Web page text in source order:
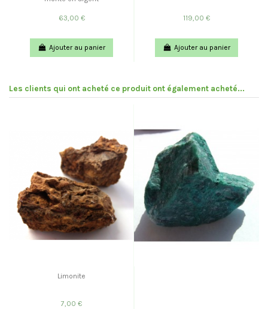
63,00 €
Ajouter au panier
119,00 €
Ajouter au panier
Les clients qui ont acheté ce produit ont également acheté...
Limonite
7,00 €